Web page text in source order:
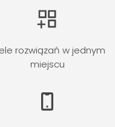
rozwiązań w jednym
miejscu